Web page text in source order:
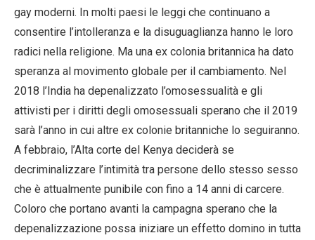
gay moderni. In molti paesi le leggi che continuano a
consentire l’intolleranza e la disuguaglianza hanno le loro
radici nella religione. Ma una ex colonia britannica ha dato
speranza al movimento globale per il cambiamento. Nel
2018 l’India ha depenalizzato l’omosessualità e gli
attivisti per i diritti degli omosessuali sperano che il 2019
sarà l’anno in cui altre ex colonie britanniche lo seguiranno.
A febbraio, l’Alta corte del Kenya deciderà se
decriminalizzare l’intimità tra persone dello stesso sesso
che è attualmente punibile con fino a 14 anni di carcere.
Coloro che portano avanti la campagna sperano che la
depenalizzazione possa iniziare un effetto domino in tutta